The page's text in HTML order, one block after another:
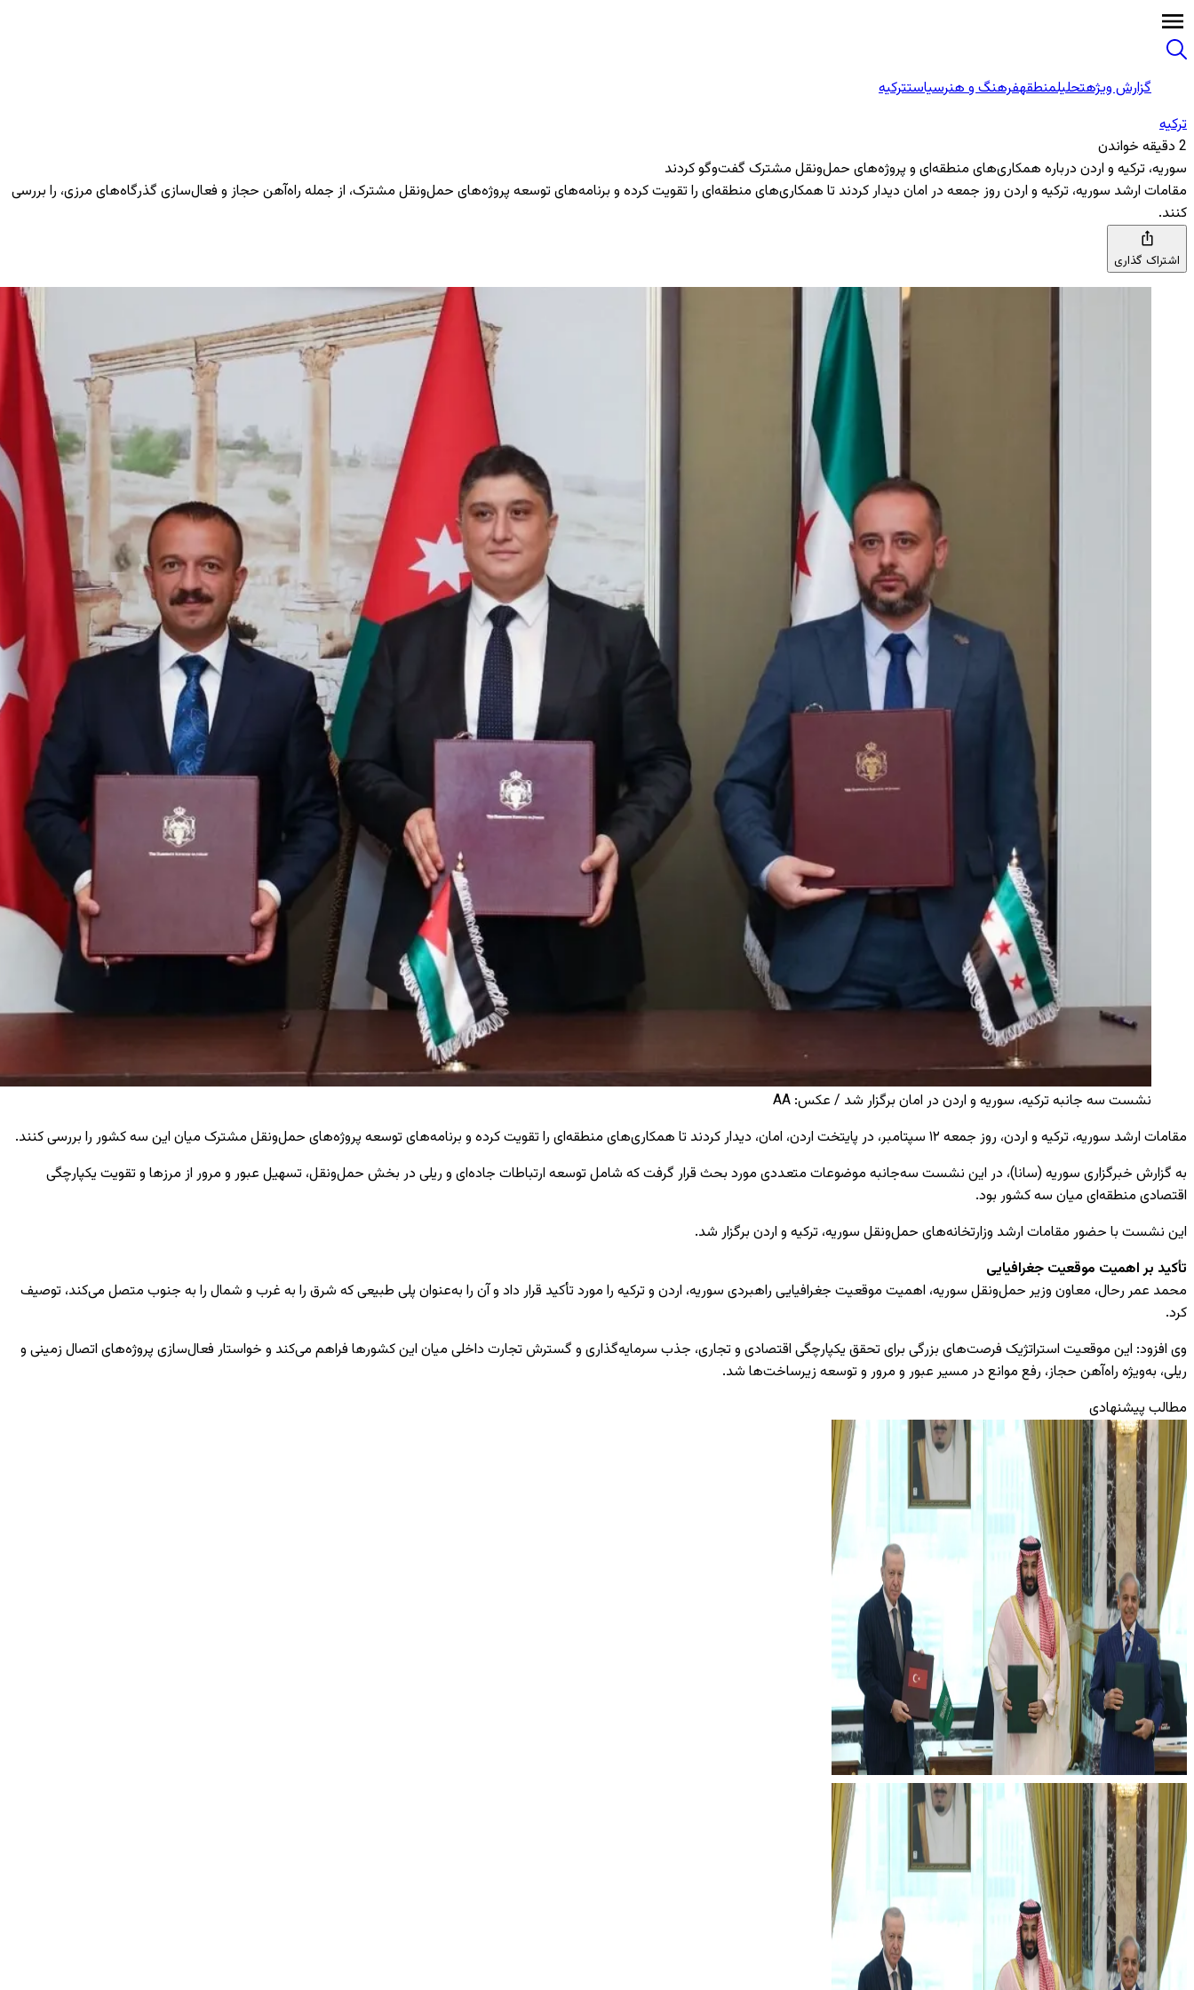
گزارش ویژهتحلیلمنطقهفرهنگ و هنرسیاستترکیه
ترکیه
2 دقیقه خواندن
سوریه، ترکیه و اردن درباره همکاری‌های منطقه‌ای و پروژه‌های حمل‌ونقل مشترک گفت‌وگو کردند
مقامات ارشد سوریه، ترکیه و اردن روز جمعه در امان دیدار کردند تا همکاری‌های منطقه‌ای را تقویت کرده و برنامه‌های توسعه پروژه‌های حمل‌ونقل مشترک، از جمله راه‌آهن حجاز و فعال‌سازی گذرگاه‌های مرزی، را بررسی
کنند.
اشتراک گذاری
نشست سه جانبه ترکیه، سوریه و اردن در امان برگزار شد / عکس: AA
مقامات ارشد سوریه، ترکیه و اردن، روز جمعه ۱۲ سپتامبر، در پایتخت اردن، امان، دیدار کردند تا همکاری‌های منطقه‌ای را تقویت کرده و برنامه‌های توسعه پروژه‌های حمل‌ونقل مشترک میان این سه کشور را بررسی کنند.
به گزارش خبرگزاری سوریه (سانا)، در این نشست سه‌جانبه موضوعات متعددی مورد بحث قرار گرفت که شامل توسعه ارتباطات جاده‌ای و ریلی در بخش حمل‌ونقل، تسهیل عبور و مرور از مرزها و تقویت یکپارچگی
اقتصادی منطقه‌ای میان سه کشور بود.
این نشست با حضور مقامات ارشد وزارتخانه‌های حمل‌ونقل سوریه، ترکیه و اردن برگزار شد.
تأکید بر اهمیت موقعیت جغرافیایی
محمد عمر رحال، معاون وزیر حمل‌ونقل سوریه، اهمیت موقعیت جغرافیایی راهبردی سوریه، اردن و ترکیه را مورد تأکید قرار داد و آن را به‌عنوان پلی طبیعی که شرق را به غرب و شمال را به جنوب متصل می‌کند، توصیف
کرد.
وی افزود: این موقعیت استراتژیک فرصت‌های بزرگی برای تحقق یکپارچگی اقتصادی و تجاری، جذب سرمایه‌گذاری و گسترش تجارت داخلی میان این کشورها فراهم می‌کند و خواستار فعال‌سازی پروژه‌های اتصال زمینی و
ریلی، به‌ویژه راه‌آهن حجاز، رفع موانع در مسیر عبور و مرور و توسعه زیرساخت‌ها شد.
مطالب پیشنهادی